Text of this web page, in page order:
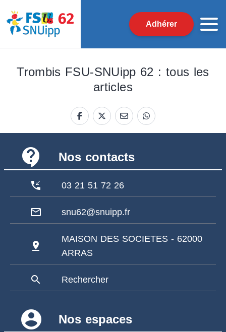
Adhérer
Trombis FSU-SNUipp 62 : tous les
articles
contact_support Nos contacts
phone_callback 03 21 51 72 26
mail_outline snu62@snuipp.fr
pin_drop
MAISON DES SOCIETES - 62000
ARRAS
search Rechercher
account_circle Nos espaces